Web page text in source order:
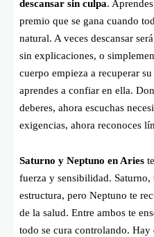
descansar sin culpa.
premio que se gana cuando
natural. A veces descansar
sin explicaciones, o
cuerpo empieza a recuperar
aprendes a confiar en ella.
deberes, ahora escuchas
exigencias, ahora reconoces
Saturno y Neptuno en Aries
fuerza y sensibilidad.
estructura, pero Neptuno te
de la salud. Entre ambos te
todo se cura controlando. Hay